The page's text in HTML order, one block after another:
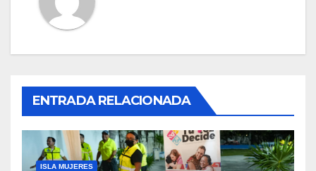
ENTRADA RELACIONADA
ISLA MUJERES